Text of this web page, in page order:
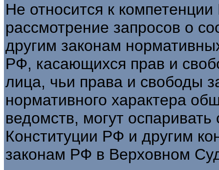
Не относится к
рассмотрение запросов о
другим законам
РФ, касающихся прав и
лица, чьи права и свободы
нормативного характера
ведомств, могут оспаривать
Конституции РФ и другим
законам РФ в Верховном